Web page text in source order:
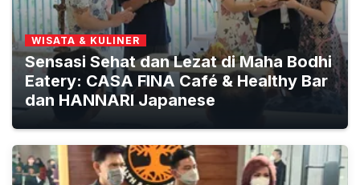
WISATA & KULINER
Sensasi Sehat dan Lezat di Maha Bodhi
Eatery: CASA FINA Café & Healthy Bar
dan HANNARI Japanese